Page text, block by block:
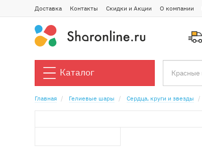
Доставка Контакты Скидки и Акции О компании
Каталог
Главная Гелиевые шары Сердца, круги и звезды